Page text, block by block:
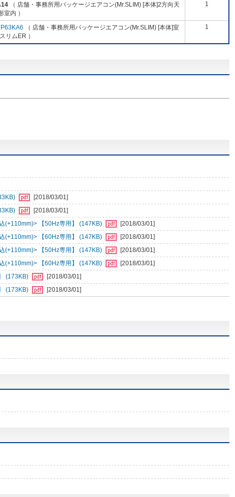
（ 店舗・事務所用パッケージエアコン(Mr.SLIM) [本体]2方向天
室内 ）
1
（ 店舗・事務所用パッケージエアコン(Mr.SLIM) [本体]室
リムER ）
1
[2018/03/01]
[2018/03/01]
(+110mm)> 【50Hz専用】 (147KB)
[2018/03/01]
(+110mm)> 【60Hz専用】 (147KB)
[2018/03/01]
(+110mm)> 【50Hz専用】 (147KB)
[2018/03/01]
(+110mm)> 【60Hz専用】 (147KB)
[2018/03/01]
(173KB)
[2018/03/01]
(173KB)
[2018/03/01]